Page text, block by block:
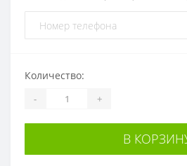
Количество:
- +
В